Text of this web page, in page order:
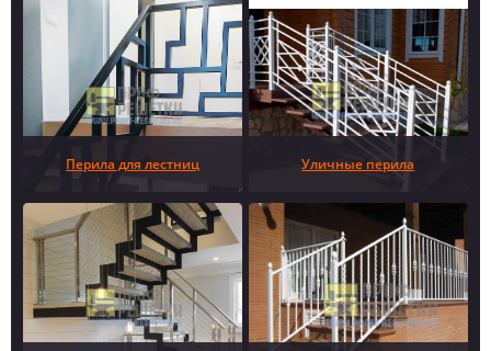
Перила для лестниц Уличные перила